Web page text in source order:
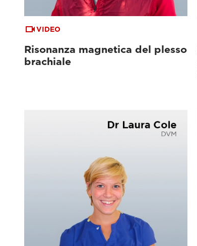
VIDEO
Risonanza magnetica del plesso
brachiale